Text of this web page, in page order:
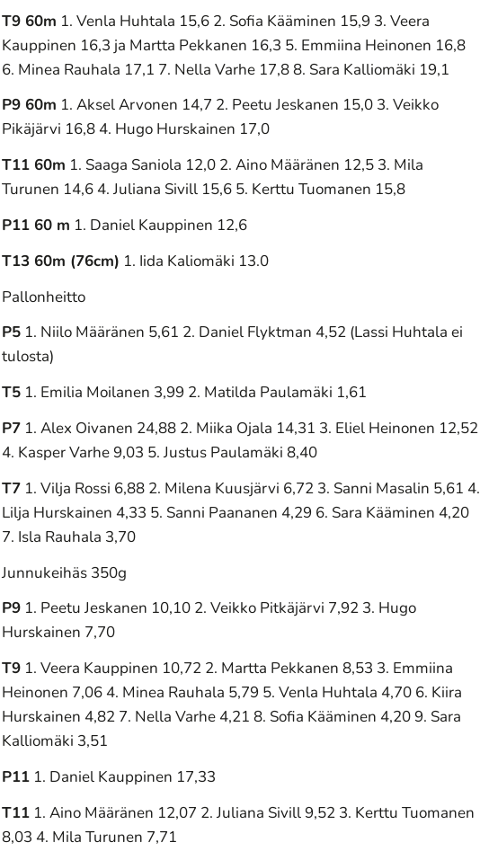
T9 60m 1. Venla Huhtala 15,6 2. Sofia Kääminen 15,9 3. Veera
Kauppinen 16,3 ja Martta Pekkanen 16,3 5. Emmiina Heinonen 16,8
6. Minea Rauhala 17,1 7. Nella Varhe 17,8 8. Sara Kalliomäki 19,1
P9 60m 1. Aksel Arvonen 14,7 2. Peetu Jeskanen 15,0 3. Veikko
Pikäjärvi 16,8 4. Hugo Hurskainen 17,0
T11 60m 1. Saaga Saniola 12,0 2. Aino Määränen 12,5 3. Mila
Turunen 14,6 4. Juliana Sivill 15,6 5. Kerttu Tuomanen 15,8
P11 60 m 1. Daniel Kauppinen 12,6
T13 60m (76cm) 1. Iida Kaliomäki 13.0
Pallonheitto
P51. Niilo Määränen 5,61 2. Daniel Flyktman 4,52 (Lassi Huhtala ei
tulosta)
T51. Emilia Moilanen 3,99 2. Matilda Paulamäki 1,61
P71. Alex Oivanen 24,88 2. Miika Ojala 14,31 3. Eliel Heinonen 12,52
4. Kasper Varhe 9,03 5. Justus Paulamäki 8,40
T71. Vilja Rossi 6,88 2. Milena Kuusjärvi 6,72 3. Sanni Masalin 5,61 4.
Lilja Hurskainen 4,33 5. Sanni Paananen 4,29 6. Sara Kääminen 4,20
7. Isla Rauhala 3,70
Junnukeihäs 350g
P91. Peetu Jeskanen 10,10 2. Veikko Pitkäjärvi 7,92 3. Hugo
Hurskainen 7,70
T91. Veera Kauppinen 10,72 2. Martta Pekkanen 8,53 3. Emmiina
Heinonen 7,06 4. Minea Rauhala 5,79 5. Venla Huhtala 4,70 6. Kiira
Hurskainen 4,82 7. Nella Varhe 4,21 8. Sofia Kääminen 4,20 9. Sara
Kalliomäki 3,51
P111. Daniel Kauppinen 17,33
T111. Aino Määränen 12,07 2. Juliana Sivill 9,52 3. Kerttu Tuomanen
8,03 4. Mila Turunen 7,71